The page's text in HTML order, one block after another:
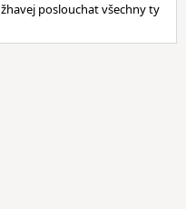
žhavej poslouchat všechny ty